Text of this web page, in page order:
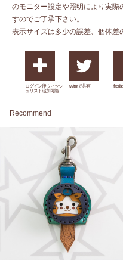
のモニター設定や照明により実際
すのでご了承下さい。
表示サイズは多少の誤差、個体差
ログイン後ウィッシ
ュリスト追加可能
twitterで共有
Recommend